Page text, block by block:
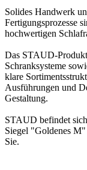
Solides Handwerk
Fertigungsprozesse
hochwertigen
Das STAUD-
Schranksysteme
klare
Ausführungen und
Gestaltung.
STAUD befindet
Siegel "Goldenes M"
Sie.